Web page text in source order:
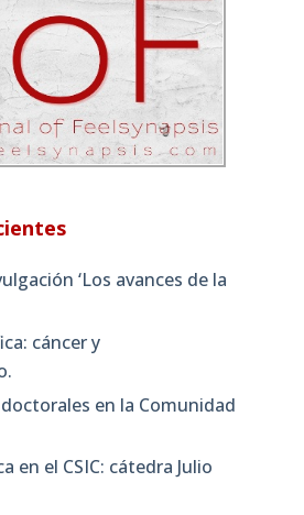
‘Los avances de la
cáncer y
en la Comunidad
en el CSIC: cátedra Julio